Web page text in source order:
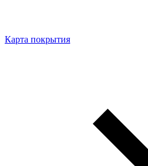
Карта покрытия